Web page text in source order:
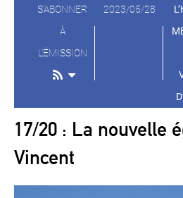
S'ABONNER
À
L'ÉMISSION
2023/05/28
17/20 : La nouvelle
Vincent